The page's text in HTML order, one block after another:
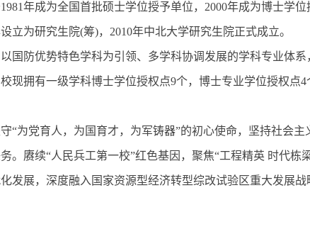
年成为全国首批硕士学位授予单位，2000年成为博士学
立为研究生院(筹)，2010年中北大学研究生院正式成立。
国防优势特色学科为引领、多学科协调发展的学科专业体
现拥有一级学科博士学位授权点9个，博士专业学位授权点
“为党育人，为国育才，为军铸器”的初心使命，坚持社会
。赓续“人民兵工第一校”红色基因，聚焦“工程精英 时代栋
发展，深度融入国家资源型经济转型综改试验区重大发展战